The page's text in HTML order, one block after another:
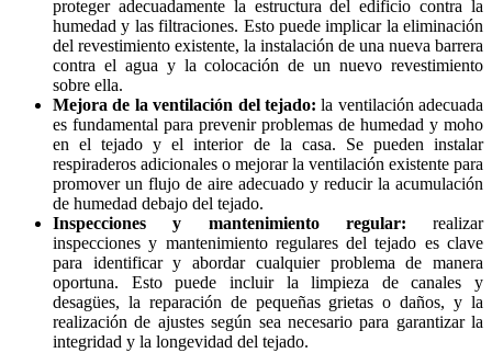
proteger adecuadamente la estructura del edificio contra la
humedad y las filtraciones. Esto puede implicar la eliminación
del revestimiento existente, la instalación de una nueva barrera
contra el agua y la colocación de un nuevo revestimiento
sobre ella.
Mejora de la ventilación del tejado: la ventilación adecuada
es fundamental para prevenir problemas de humedad y moho
en el tejado y el interior de la casa. Se pueden instalar
respiraderos adicionales o mejorar la ventilación existente para
promover un flujo de aire adecuado y reducir la acumulación
de humedad debajo del tejado.
Inspecciones y mantenimiento regular: realizar
inspecciones y mantenimiento regulares del tejado es clave
para identificar y abordar cualquier problema de manera
oportuna. Esto puede incluir la limpieza de canales y
desagües, la reparación de pequeñas grietas o daños, y la
realización de ajustes según sea necesario para garantizar la
integridad y la longevidad del tejado.